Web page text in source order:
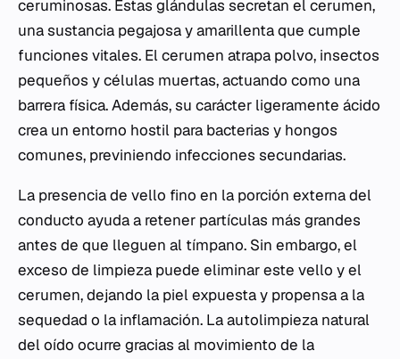
ceruminosas. Estas glándulas secretan el cerumen,
una sustancia pegajosa y amarillenta que cumple
funciones vitales. El cerumen atrapa polvo, insectos
pequeños y células muertas, actuando como una
barrera física. Además, su carácter ligeramente ácido
crea un entorno hostil para bacterias y hongos
comunes, previniendo infecciones secundarias.
La presencia de vello fino en la porción externa del
conducto ayuda a retener partículas más grandes
antes de que lleguen al tímpano. Sin embargo, el
exceso de limpieza puede eliminar este vello y el
cerumen, dejando la piel expuesta y propensa a la
sequedad o la inflamación. La autolimpieza natural
del oído ocurre gracias al movimiento de la